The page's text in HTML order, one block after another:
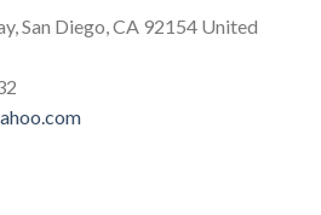
San Diego, CA 92154 United